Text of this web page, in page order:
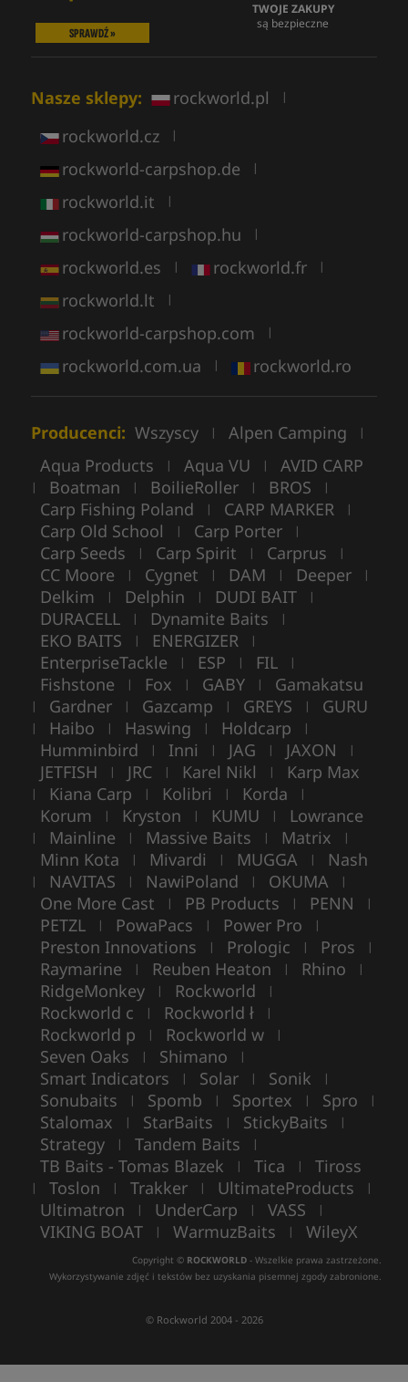
SPRAWDŹ »
TWOJE ZAKUPY
są bezpieczne
Nasze sklepy: rockworld.pl |
rockworld.cz |
rockworld-carpshop.de |
rockworld.it |
rockworld-carpshop.hu |
rockworld.es | rockworld.fr |
rockworld.lt |
rockworld-carpshop.com |
rockworld.com.ua | rockworld.ro
Producenci: Wszyscy | Alpen Camping |
Aqua Products | Aqua VU | AVID CARP
| Boatman | BoilieRoller | BROS |
Carp Fishing Poland | CARP MARKER |
Carp Old School | Carp Porter |
Carp Seeds | Carp Spirit | Carprus |
CC Moore | Cygnet | DAM | Deeper |
Delkim | Delphin | DUDI BAIT |
DURACELL | Dynamite Baits |
EKO BAITS | ENERGIZER |
EnterpriseTackle | ESP | FIL |
Fishstone | Fox | GABY | Gamakatsu
| Gardner | Gazcamp | GREYS | GURU
| Haibo | Haswing | Holdcarp |
Humminbird | Inni | JAG | JAXON |
JETFISH | JRC | Karel Nikl | Karp Max
| Kiana Carp | Kolibri | Korda |
Korum | Kryston | KUMU | Lowrance
| Mainline | Massive Baits | Matrix |
Minn Kota | Mivardi | MUGGA | Nash
| NAVITAS | NawiPoland | OKUMA |
One More Cast | PB Products | PENN |
PETZL | PowaPacs | Power Pro |
Preston Innovations | Prologic | Pros |
Raymarine | Reuben Heaton | Rhino |
RidgeMonkey | Rockworld |
Rockworld c | Rockworld ł |
Rockworld p | Rockworld w |
Seven Oaks | Shimano |
Smart Indicators | Solar | Sonik |
Sonubaits | Spomb | Sportex | Spro |
Stalomax | StarBaits | StickyBaits |
Strategy | Tandem Baits |
TB Baits - Tomas Blazek | Tica | Tiross
| Toslon | Trakker | UltimateProducts |
Ultimatron | UnderCarp | VASS |
VIKING BOAT | WarmuzBaits | WileyX
Copyright © ROCKWORLD - Wszelkie prawa zastrzeżone.
Wykorzystywanie zdjęć i tekstów bez uzyskania pisemnej zgody zabronione.
© Rockworld 2004 - 2026